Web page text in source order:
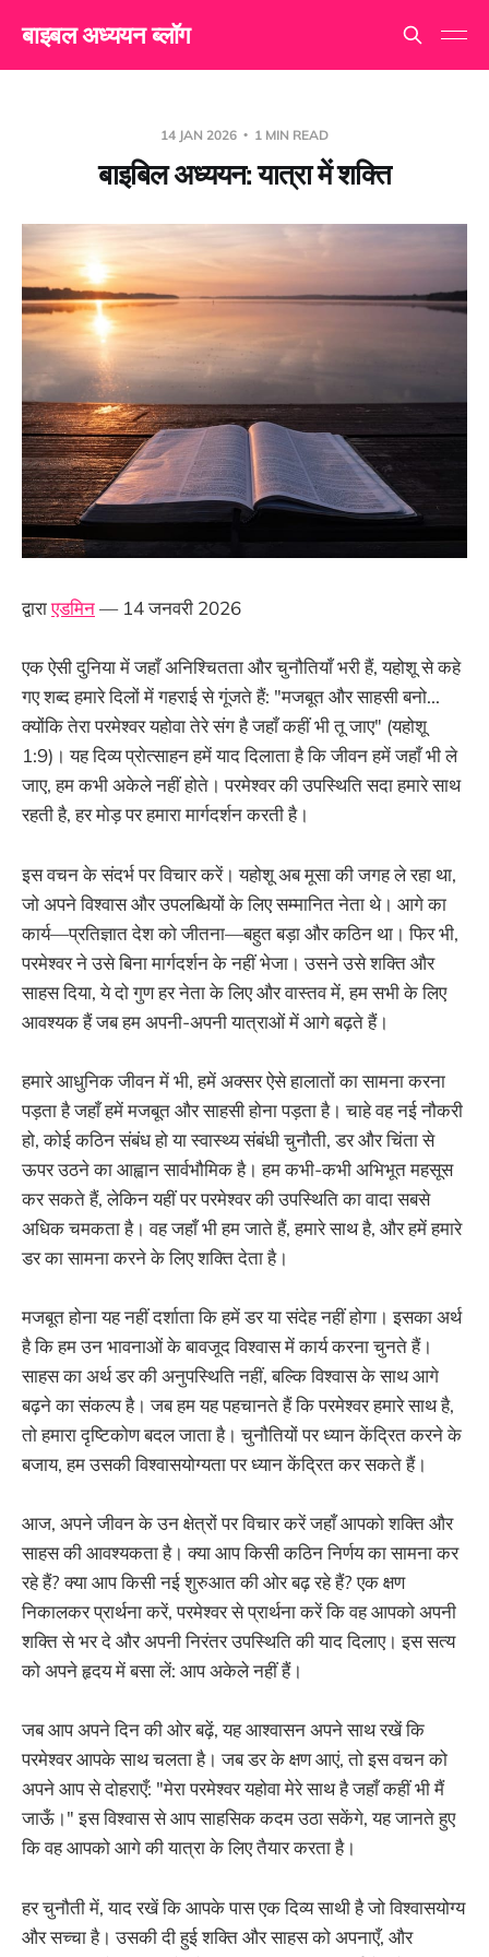
बाइबल अध्ययन ब्लॉग
14 JAN 2026 1 MIN READ
बाइबिल अध्ययन: यात्रा में शक्ति
द्वाराएडमिन— 14 जनवरी 2026
एक ऐसी दुनिया में जहाँ अनिश्चितता और चुनौतियाँ भरी हैं, यहोशू से कहे
गए शब्द हमारे दिलों में गहराई से गूंजते हैं: "मजबूत और साहसी बनो...
क्योंकि तेरा परमेश्वर यहोवा तेरे संग है जहाँ कहीं भी तू जाए" (यहोशू
1:9)। यह दिव्य प्रोत्साहन हमें याद दिलाता है कि जीवन हमें जहाँ भी ले
जाए, हम कभी अकेले नहीं होते। परमेश्वर की उपस्थिति सदा हमारे साथ
रहती है, हर मोड़ पर हमारा मार्गदर्शन करती है।
इस वचन के संदर्भ पर विचार करें। यहोशू अब मूसा की जगह ले रहा था,
जो अपने विश्वास और उपलब्धियों के लिए सम्मानित नेता थे। आगे का
कार्य—प्रतिज्ञात देश को जीतना—बहुत बड़ा और कठिन था। फिर भी,
परमेश्वर ने उसे बिना मार्गदर्शन के नहीं भेजा। उसने उसे शक्ति और
साहस दिया, ये दो गुण हर नेता के लिए और वास्तव में, हम सभी के लिए
आवश्यक हैं जब हम अपनी-अपनी यात्राओं में आगे बढ़ते हैं।
हमारे आधुनिक जीवन में भी, हमें अक्सर ऐसे हालातों का सामना करना
पड़ता है जहाँ हमें मजबूत और साहसी होना पड़ता है। चाहे वह नई नौकरी
हो, कोई कठिन संबंध हो या स्वास्थ्य संबंधी चुनौती, डर और चिंता से
ऊपर उठने का आह्वान सार्वभौमिक है। हम कभी-कभी अभिभूत महसूस
कर सकते हैं, लेकिन यहीं पर परमेश्वर की उपस्थिति का वादा सबसे
अधिक चमकता है। वह जहाँ भी हम जाते हैं, हमारे साथ है, और हमें हमारे
डर का सामना करने के लिए शक्ति देता है।
मजबूत होना यह नहीं दर्शाता कि हमें डर या संदेह नहीं होगा। इसका अर्थ
है कि हम उन भावनाओं के बावजूद विश्वास में कार्य करना चुनते हैं।
साहस का अर्थ डर की अनुपस्थिति नहीं, बल्कि विश्वास के साथ आगे
बढ़ने का संकल्प है। जब हम यह पहचानते हैं कि परमेश्वर हमारे साथ है,
तो हमारा दृष्टिकोण बदल जाता है। चुनौतियों पर ध्यान केंद्रित करने के
बजाय, हम उसकी विश्वासयोग्यता पर ध्यान केंद्रित कर सकते हैं।
आज, अपने जीवन के उन क्षेत्रों पर विचार करें जहाँ आपको शक्ति और
साहस की आवश्यकता है। क्या आप किसी कठिन निर्णय का सामना कर
रहे हैं? क्या आप किसी नई शुरुआत की ओर बढ़ रहे हैं? एक क्षण
निकालकर प्रार्थना करें, परमेश्वर से प्रार्थना करें कि वह आपको अपनी
शक्ति से भर दे और अपनी निरंतर उपस्थिति की याद दिलाए। इस सत्य
को अपने हृदय में बसा लें: आप अकेले नहीं हैं।
जब आप अपने दिन की ओर बढ़ें, यह आश्वासन अपने साथ रखें कि
परमेश्वर आपके साथ चलता है। जब डर के क्षण आएं, तो इस वचन को
अपने आप से दोहराएँ: "मेरा परमेश्वर यहोवा मेरे साथ है जहाँ कहीं भी मैं
जाऊँ।" इस विश्वास से आप साहसिक कदम उठा सकेंगे, यह जानते हुए
कि वह आपको आगे की यात्रा के लिए तैयार करता है।
हर चुनौती में, याद रखें कि आपके पास एक दिव्य साथी है जो विश्वासयोग्य
और सच्चा है। उसकी दी हुई शक्ति और साहस को अपनाएँ, और